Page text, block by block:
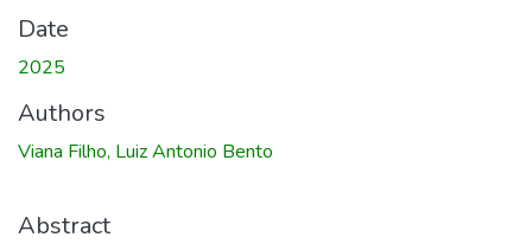
Date
2025
Authors
Viana Filho, Luiz Antonio Bento
Abstract